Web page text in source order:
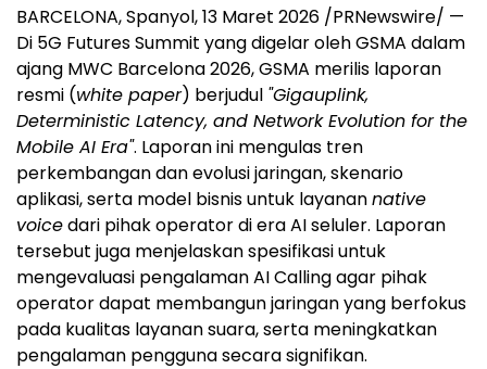
BARCELONA, Spanyol, 13 Maret 2026 /PRNewswire/ —
Di 5G Futures Summit yang digelar oleh GSMA dalam
ajang MWC Barcelona 2026, GSMA merilis laporan
resmi (white paper) berjudul "Gigauplink,
Deterministic Latency, and Network Evolution for the
Mobile AI Era". Laporan ini mengulas tren
perkembangan dan evolusi jaringan, skenario
aplikasi, serta model bisnis untuk layanannative
voicedari pihak operator di era AI seluler. Laporan
tersebut juga menjelaskan spesifikasi untuk
mengevaluasi pengalaman AI Calling agar pihak
operator dapat membangun jaringan yang berfokus
pada kualitas layanan suara, serta meningkatkan
pengalaman pengguna secara signifikan.